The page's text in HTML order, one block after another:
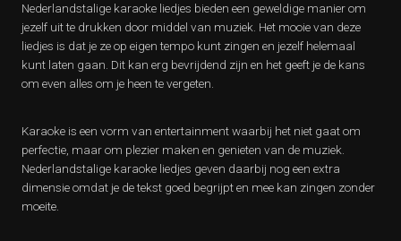
Nederlandstalige karaoke liedjes bieden een geweldige manier om
jezelf uit te drukken door middel van muziek. Het mooie van deze
liedjes is dat je ze op eigen tempo kunt zingen en jezelf helemaal
kunt laten gaan. Dit kan erg bevrijdend zijn en het geeft je de kans
om even alles om je heen te vergeten.
Karaoke is een vorm van entertainment waarbij het niet gaat om
perfectie, maar om plezier maken en genieten van de muziek.
Nederlandstalige karaoke liedjes geven daarbij nog een extra
dimensie omdat je de tekst goed begrijpt en mee kan zingen zonder
moeite.